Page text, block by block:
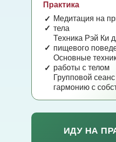
Практика
ИДУ НА
Медитация на
тела
Техника Рэй Ки
пищевого
Основные
работы с телом
Групповой
гармонию с
✓
✓
✓
✓